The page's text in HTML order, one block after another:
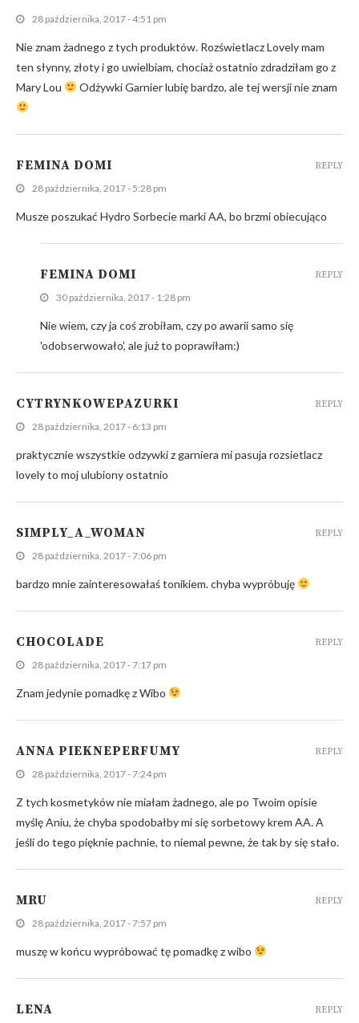
28 października, 2017 - 4:51 pm
Nie znam żadnego z tych produktów. Rozświetlacz Lovely mam
ten słynny, złoty i go uwielbiam, chociaż ostatnio zdradziłam go z
Mary Lou
Odżywki Garnier lubię bardzo, ale tej wersji nie znam
FEMINA DOMI
28 października, 2017 - 5:28 pm
Musze poszukać Hydro Sorbecie marki AA, bo brzmi obiecująco
REPLY
FEMINA DOMI
30 października, 2017 - 1:28 pm
Nie wiem, czy ja coś zrobiłam, czy po awarii samo się
'odobserwowało', ale już to poprawiłam:)
REPLY
CYTRYNKOWEPAZURKI
28 października, 2017 - 6:13 pm
praktycznie wszystkie odzywki z garniera mi pasuja rozsietlacz
lovely to moj ulubiony ostatnio
REPLY
SIMPLY_A_WOMAN
28 października, 2017 - 7:06 pm
bardzo mnie zainteresowałaś tonikiem. chyba wypróbuję
REPLY
CHOCOLADE
28 października, 2017 - 7:17 pm
Znam jedynie pomadkę z Wibo
REPLY
ANNA PIEKNEPERFUMY
28 października, 2017 - 7:24 pm
Z tych kosmetyków nie miałam żadnego, ale po Twoim opisie
myślę Aniu, że chyba spodobałby mi się sorbetowy krem AA. A
jeśli do tego pięknie pachnie, to niemal pewne, że tak by się stało.
REPLY
MRU
28 października, 2017 - 7:57 pm
muszę w końcu wypróbować tę pomadkę z wibo
REPLY
LENA REPLY